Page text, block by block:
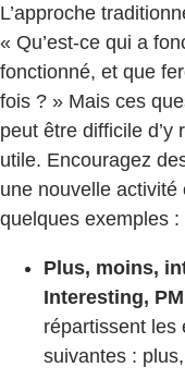
L’approche
« Qu’est-ce qui a
fonctionné, et que
fois ? » Mais ces
peut être difficile
utile. Encouragez
une nouvelle activité
quelques exemples :
Plus, moins,
Interesting,
répartissent les
suivantes :